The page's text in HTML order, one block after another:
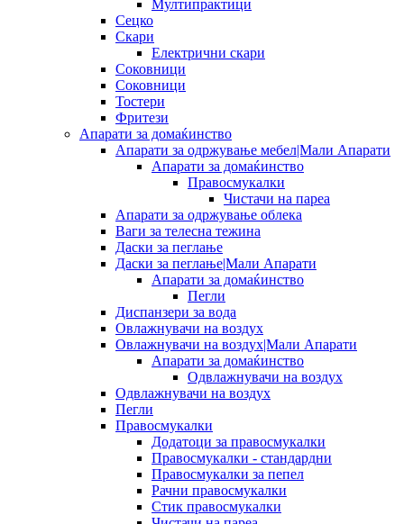
Мултипрактици
Сецко
Скари
Електрични скари
Соковници
Соковници
Тостери
Фритези
Апарати за домаќинство
Апарати за одржување мебел|Мали Апарати
Апарати за домаќинство
Правосмукалки
Чистачи на пареа
Апарати за одржување облека
Ваги за телесна тежина
Даски за пеглање
Даски за пеглање|Мали Апарати
Апарати за домаќинство
Пегли
Диспанзери за вода
Овлажнувачи на воздух
Овлажнувачи на воздух|Мали Апарати
Апарати за домаќинство
Одвлажнувачи на воздух
Одвлажнувачи на воздух
Пегли
Правосмукалки
Додатоци за правосмукалки
Правосмукалки - стандардни
Правосмукалки за пепел
Рачни правосмукалки
Стик правосмукалки